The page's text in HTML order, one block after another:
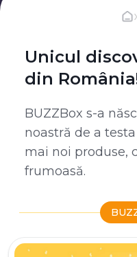
›
Unicul
din
BUZZBox s-a
noastră de a
mai noi produse,
frumoasă.